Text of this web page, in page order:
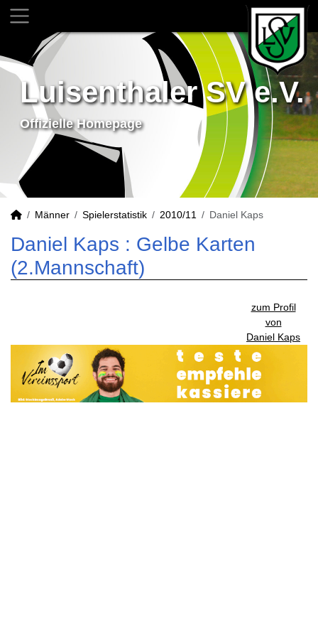
Luisenthaler SV e.V.
Offizielle Homepage
Männer Spielerstatistik 2010/11 Daniel Kaps
Daniel Kaps : Gelbe Karten
(2.Mannschaft)
zum Profil
von
Daniel Kaps